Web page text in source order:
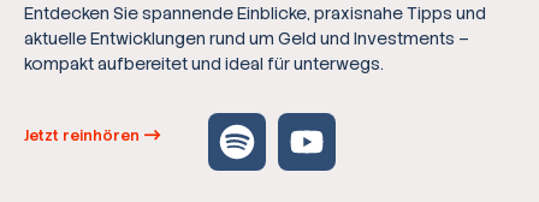
Entdecken Sie spannende Einblicke, praxisnahe Tipps und
aktuelle Entwicklungen rund um Geld und Investments –
kompakt aufbereitet und ideal für unterwegs.
Jetzt reinhören